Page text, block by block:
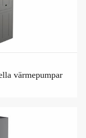
värmepumpar